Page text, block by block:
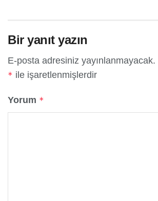
Bir yanıt yazın
E-posta adresiniz yayınlanmayacak.
* ile işaretlenmişlerdir
Yorum *